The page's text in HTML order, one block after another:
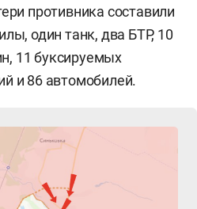
противника составили
один танк, два БТР, 10
11 буксируемых
и 86 автомобилей.